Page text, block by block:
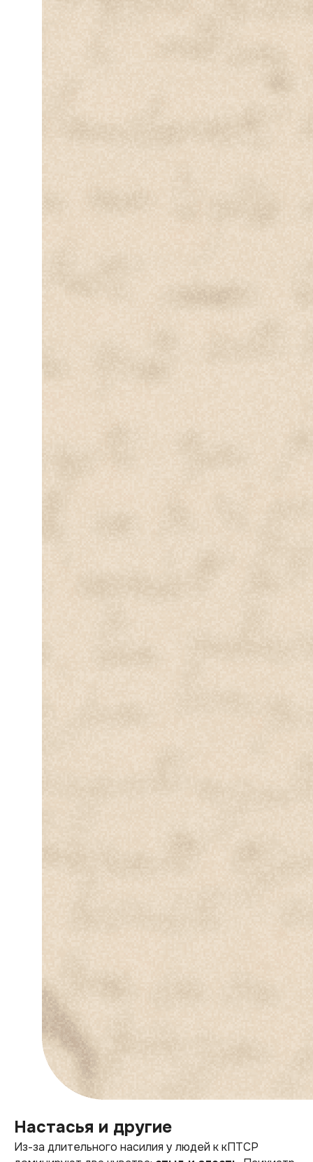
Настасья и другие
Из-за длительного насилия у людей к кПТСР